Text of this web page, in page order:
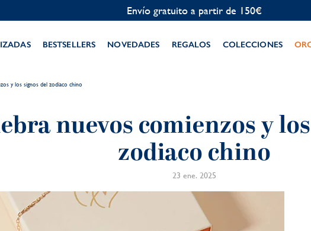
Personalización gratuita
BESTSELLERS NOVEDADES REGALOS COLECCIONES
y los signos del zodiaco chino
nuevos comienzos y
zodiaco chino
23 ene. 2025